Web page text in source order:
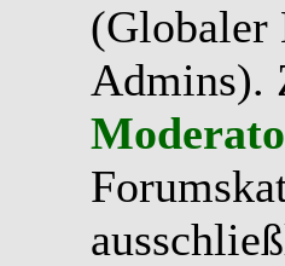
Admins).